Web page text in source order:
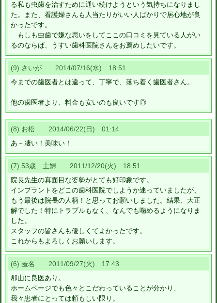
る私も虫歯を治すために通い続けようという気持ちになりまし
た。また、看護婦さんも人当たりがいい人ばかりで居心地が良
かったです。
もしも虫歯で嫌な思いをしてここの口コミを見ている人がい
るのならば、うすい歯科医院さんをお薦めしたいです。
(9) さいが 2014/07/16(水) 18:51
今までの歯医者とは違って、丁寧で、落ち着く歯医者さん。
他の歯医者より、料金も安いのも良いです◎
(8) お松 2014/06/22(日) 01:14
あ－凄い！美味い！
(7) 53歳 主婦 2011/12/20(火) 18:51
院長先生の真面目な姿勢がとても好印象です。
インプラントをどこの歯科医院でしようか迷っていましたが、
もう最後は院長の人柄！と思ってお願いしました。結果、大正
解でした！特にトラブルもなく、なんでも噛めるようになりま
した。
スタッフの皆さんも優しくてよかったです。
これからもよろしくお願いします。
(6) 匿名 2011/09/27(火) 17:43
郡山に良医あり。
ホームページでも色々とこだわっていることが分かり、
我々患者にとっては頼もしい限り。